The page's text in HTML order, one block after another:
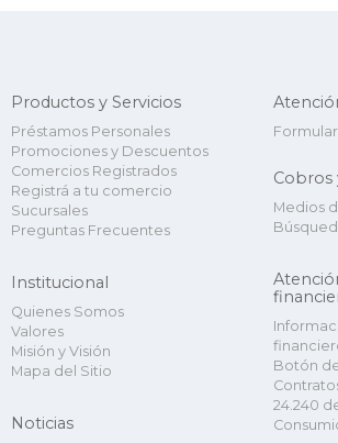
Productos y Servicios
Préstamos Personales
Promociones y Descuentos
Comercios Registrados
Registrá a tu comercio
Sucursales
Preguntas Frecuentes
Institucional
Quienes Somos
Valores
Misión y Visión
Mapa del Sitio
Noticias
Cobros
Medios
Botón
24.240